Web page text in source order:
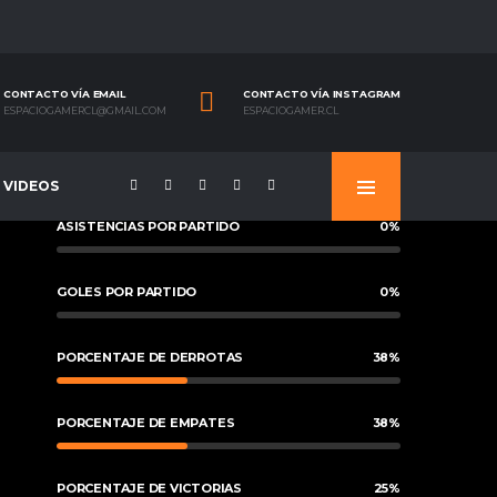
CONTACTO VÍA EMAIL
ESPACIOGAMERCL@GMAIL.COM
CONTACTO VÍA INSTAGRAM
ESPACIOGAMER.CL
VIDEOS
ASISTENCIAS POR PARTIDO 0%
GOLES POR PARTIDO 0%
PORCENTAJE DE DERROTAS 38%
PORCENTAJE DE EMPATES 38%
PORCENTAJE DE VICTORIAS 25%